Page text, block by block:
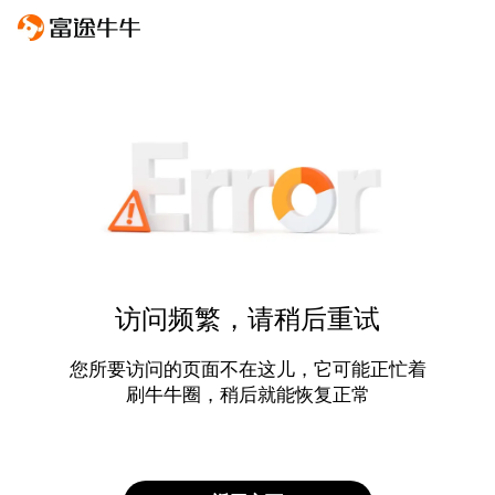
访问频繁，请稍后重试
您所要访问的页面不在这儿，它可能正忙着
刷牛牛圈，稍后就能恢复正常